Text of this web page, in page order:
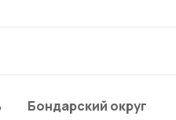
Бондарский округ